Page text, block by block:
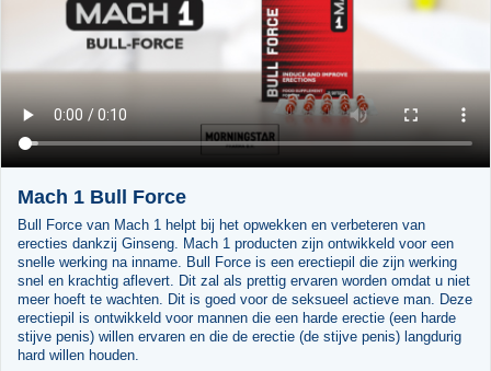
Mach 1 Bull Force
Bull Force van Mach 1 helpt bij het opwekken en verbeteren van
erecties dankzij Ginseng. Mach 1 producten zijn ontwikkeld voor een
snelle werking na inname. Bull Force is een erectiepil die zijn werking
snel en krachtig aflevert. Dit zal als prettig ervaren worden omdat u niet
meer hoeft te wachten. Dit is goed voor de seksueel actieve man. Deze
erectiepil is ontwikkeld voor mannen die een harde erectie (een harde
stijve penis) willen ervaren en die de erectie (de stijve penis) langdurig
hard willen houden.